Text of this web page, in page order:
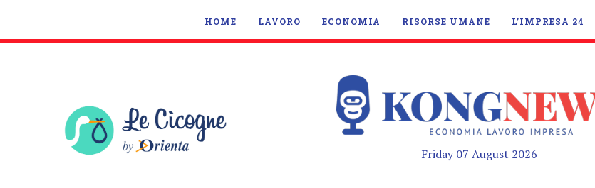
HOME LAVORO ECONOMIA RISORSE UMANE L’IMPRESA 24
Friday 07 August 2026